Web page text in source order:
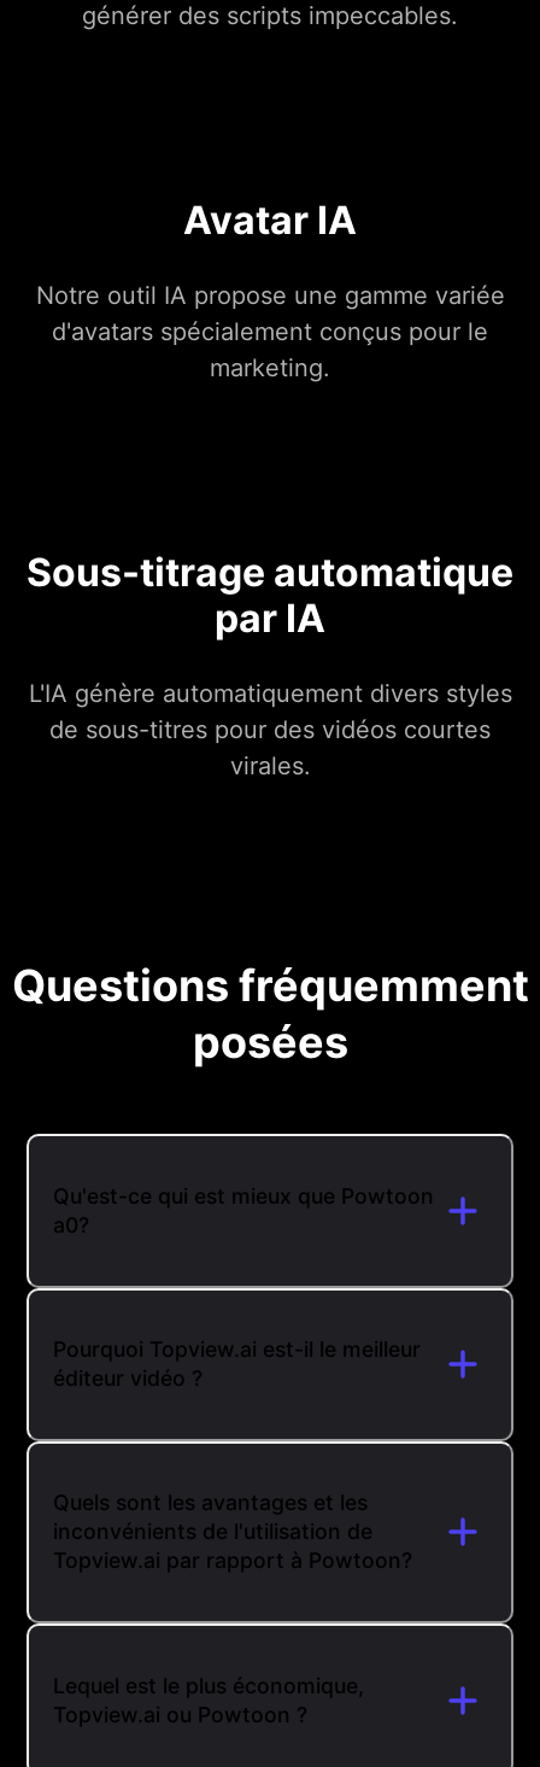
générer des scripts impeccables.
Avatar IA
Notre outil IA propose une gamme variée
d'avatars spécialement conçus pour le
marketing.
Sous-titrage automatique
par IA
L'IA génère automatiquement divers styles
de sous-titres pour des vidéos courtes
virales.
Questions fréquemment
posées
Qu'est-ce qui est mieux que Powtoon
a0?
Pourquoi Topview.ai est-il le meilleur
éditeur vidéo ?
Quels sont les avantages et les
inconvénients de l'utilisation de
Topview.ai par rapport à Powtoon?
Lequel est le plus économique,
Topview.ai ou Powtoon ?